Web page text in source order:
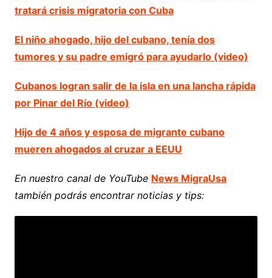
tratará crisis migratoria con Cuba
El niño ahogado, hijo del cubano, tenía dos
tumores y su padre emigró para ayudarlo (video)
Cubanos logran salir de la isla en una lancha rápida
por Pinar del Río (video)
Hijo de 4 años y esposa de migrante cubano
mueren ahogados al cruzar a EEUU
En nuestro canal de YouTube News MigraUsa
también podrás encontrar noticias y tips: